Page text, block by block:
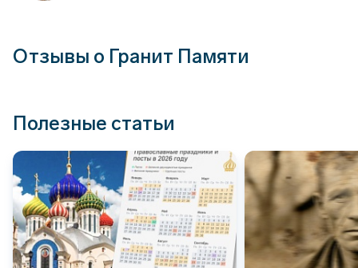
Отзывы о Гранит Памяти
Полезные статьи